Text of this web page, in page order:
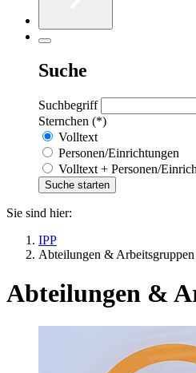
Suche
Suchbegriff
Sternchen (*)
Volltext
Personen/Einrichtungen
Volltext + Personen/
Sie sind hier:
IPP
Abteilungen & Arbeitsgruppen
Abteilungen &